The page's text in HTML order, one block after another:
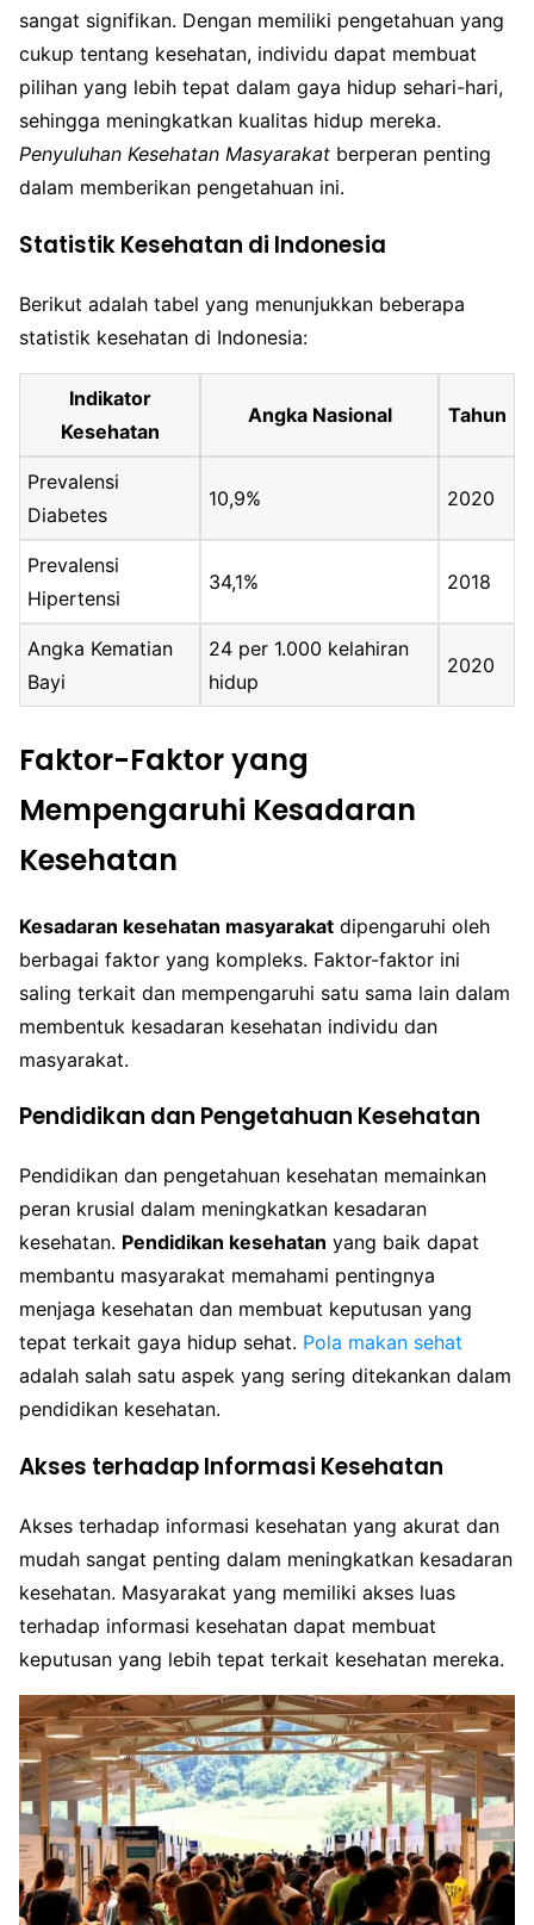
sangat signifikan. Dengan memiliki pengetahuan yang
cukup tentang kesehatan, individu dapat membuat
pilihan yang lebih tepat dalam gaya hidup sehari-hari,
sehingga meningkatkan kualitas hidup mereka.
Penyuluhan Kesehatan Masyarakat berperan penting
dalam memberikan pengetahuan ini.
Statistik Kesehatan di Indonesia
Berikut adalah tabel yang menunjukkan beberapa
statistik kesehatan di Indonesia:
Indikator
Kesehatan
Angka Nasional Tahun
Prevalensi
Diabetes
10,9% 2020
Prevalensi
Hipertensi
34,1% 2018
Angka Kematian
Bayi
24 per 1.000 kelahiran
hidup
2020
Faktor-Faktor yang
Mempengaruhi Kesadaran
Kesehatan
Kesadaran kesehatan masyarakat dipengaruhi oleh
berbagai faktor yang kompleks. Faktor-faktor ini
saling terkait dan mempengaruhi satu sama lain dalam
membentuk kesadaran kesehatan individu dan
masyarakat.
Pendidikan dan Pengetahuan Kesehatan
Pendidikan dan pengetahuan kesehatan memainkan
peran krusial dalam meningkatkan kesadaran
kesehatan. Pendidikan kesehatan yang baik dapat
membantu masyarakat memahami pentingnya
menjaga kesehatan dan membuat keputusan yang
tepat terkait gaya hidup sehat. Pola makan sehat
adalah salah satu aspek yang sering ditekankan dalam
pendidikan kesehatan.
Akses terhadap Informasi Kesehatan
Akses terhadap informasi kesehatan yang akurat dan
mudah sangat penting dalam meningkatkan kesadaran
kesehatan. Masyarakat yang memiliki akses luas
terhadap informasi kesehatan dapat membuat
keputusan yang lebih tepat terkait kesehatan mereka.